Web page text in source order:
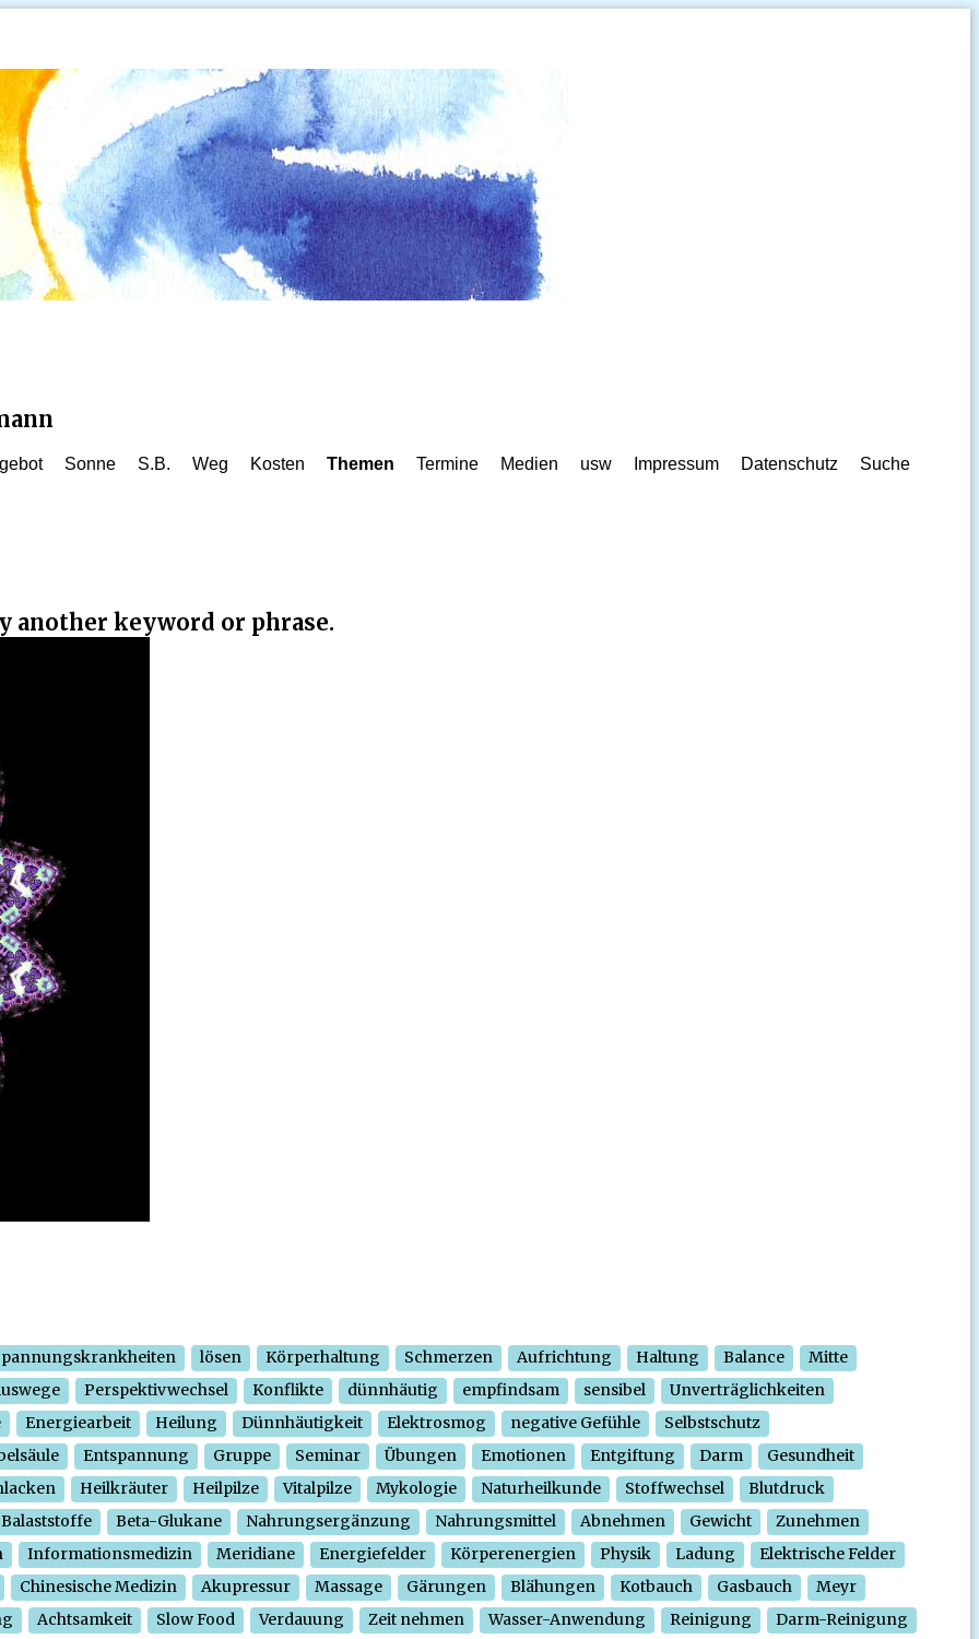
Sonne S.B. Weg Kosten Themen Termine Medien usw Impressum Datenschutz Suche
another keyword or phrase.
lösen Körperhaltung Schmerzen Aufrichtung Haltung Balance
Mitte
Perspektivwechsel Konflikte dünnhäutig empfindsam sensibel
Unverträglichkeiten
Energiearbeit Heilung Dünnhäutigkeit Elektrosmog negative Gefühle
Selbstschutz
Entspannung Gruppe Seminar Übungen Emotionen Entgiftung Darm
Gesundheit
Heilkräuter Heilpilze Vitalpilze Mykologie Naturheilkunde Stoffwechsel
Blutdruck
Balaststoffe
Beta-Glukane Nahrungsergänzung Nahrungsmittel Abnehmen Gewicht
Zunehmen
Informationsmedizin Meridiane Energiefelder Körperenergien Physik Ladung
Elektrische Felder
Chinesische Medizin
Akupressur Massage Gärungen Blähungen Kotbauch Gasbauch
Meyr
Achtsamkeit Slow Food Verdauung Zeit nehmen Wasser-Anwendung Reinigung
Darm-Reinigung